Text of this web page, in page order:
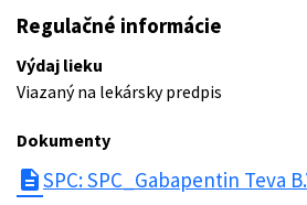
Regulačné informácie
Výdaj lieku
Viazaný na lekársky predpis
Dokumenty
descriptionSPC: SPC_Gabapentin Teva